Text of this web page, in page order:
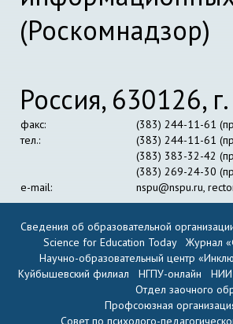
(Роскомнадзор)
Россия, 630126,
факс:
(383) 244-11-61
тел.:
(383) 244-11-61
(383) 383-32-42
(383) 269-24-30
e-mail:
nspu@nspu.ru,
Сведения об образовательной
Science for Education Today
Журнал
Научно-образовательный центр
Куйбышевский филиал
НГПУ-онлайн
НИИ
Отдел заочного
Профсоюзная
Совет по психолого-